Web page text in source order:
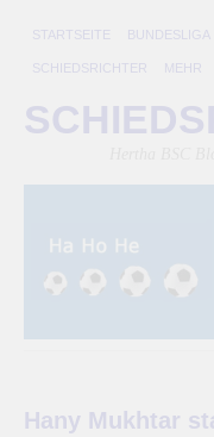
STARTSEITE BUNDESLIGA
SCHIEDSRICHTER MEHR
Hany Mukhtar